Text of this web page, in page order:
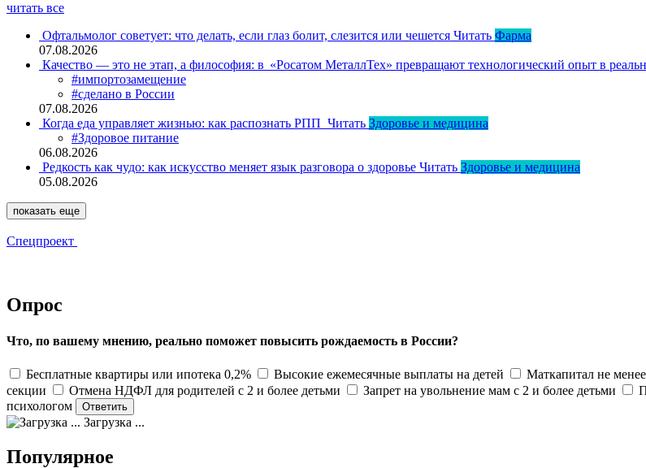
читать все
Офтальмолог советует: что делать, если глаз болит, слезится или чешется Читать Фарма
07.08.2026
Качество — это не этап, а философия: в «Росатом МеталлТех» превращают технологический опыт в
#импортозамещение
#сделано в России
07.08.2026
Когда еда управляет жизнью: как распознать РПП Читать Здоровье и медицина
#Здоровое питание
06.08.2026
Редкость как чудо: как искусство меняет язык разговора о здоровье Читать Здоровье и медицина
05.08.2026
показать еще
Спецпроект
Опрос
Что, по вашему мнению, реально поможет повысить рождаемость в России?
Бесплатные квартиры или ипотека 0,2% Высокие ежемесячные выплаты на детей Маткапитал не
секции
Отмена НДФЛ для родителей с 2 и более детьми Запрет на увольнение мам с 2 и более детьми
психологом
Загрузка ...
Популярное